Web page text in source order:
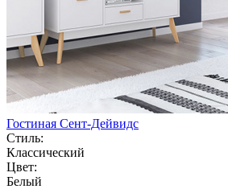
Гостиная Сент-Дейвидс
Стиль:
Классический
Цвет:
Белый